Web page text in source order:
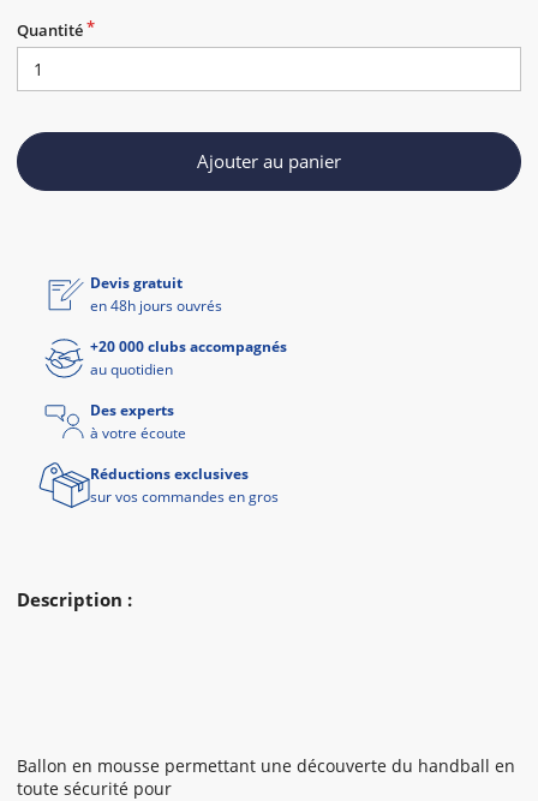
Quantité
Ajouter au panier
Description :
Ballon en mousse permettant une découverte du handball en
toute sécurité pour
Devis gratuit
en 48h jours ouvrés
+20 000 clubs accompagnés
au quotidien
Des experts
à votre écoute
Réductions exclusives
sur vos commandes en gros